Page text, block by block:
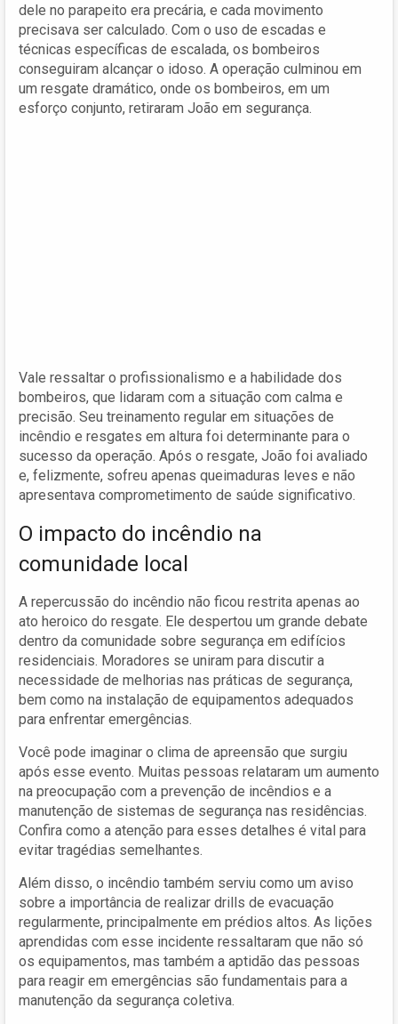
dele no parapeito era precária, e cada movimento
precisava ser calculado. Com o uso de escadas e
técnicas específicas de escalada, os bombeiros
conseguiram alcançar o idoso. A operação culminou em
um resgate dramático, onde os bombeiros, em um
esforço conjunto, retiraram João em segurança.
Vale ressaltar o profissionalismo e a habilidade dos
bombeiros, que lidaram com a situação com calma e
precisão. Seu treinamento regular em situações de
incêndio e resgates em altura foi determinante para o
sucesso da operação. Após o resgate, João foi avaliado
e, felizmente, sofreu apenas queimaduras leves e não
apresentava comprometimento de saúde significativo.
O impacto do incêndio na
comunidade local
A repercussão do incêndio não ficou restrita apenas ao
ato heroico do resgate. Ele despertou um grande debate
dentro da comunidade sobre segurança em edifícios
residenciais. Moradores se uniram para discutir a
necessidade de melhorias nas práticas de segurança,
bem como na instalação de equipamentos adequados
para enfrentar emergências.
Você pode imaginar o clima de apreensão que surgiu
após esse evento. Muitas pessoas relataram um aumento
na preocupação com a prevenção de incêndios e a
manutenção de sistemas de segurança nas residências.
Confira como a atenção para esses detalhes é vital para
evitar tragédias semelhantes.
Além disso, o incêndio também serviu como um aviso
sobre a importância de realizar drills de evacuação
regularmente, principalmente em prédios altos. As lições
aprendidas com esse incidente ressaltaram que não só
os equipamentos, mas também a aptidão das pessoas
para reagir em emergências são fundamentais para a
manutenção da segurança coletiva.